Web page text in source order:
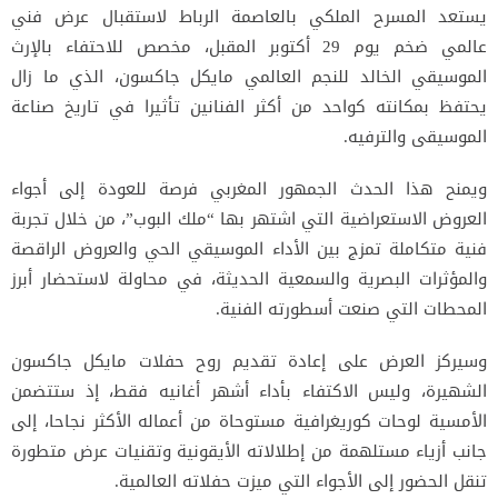
يستعد المسرح الملكي بالعاصمة الرباط لاستقبال عرض فني
عالمي ضخم يوم 29 أكتوبر المقبل، مخصص للاحتفاء بالإرث
الموسيقي الخالد للنجم العالمي مايكل جاكسون، الذي ما زال
يحتفظ بمكانته كواحد من أكثر الفنانين تأثيرا في تاريخ صناعة
الموسيقى والترفيه.
ويمنح هذا الحدث الجمهور المغربي فرصة للعودة إلى أجواء
العروض الاستعراضية التي اشتهر بها “ملك البوب”، من خلال تجربة
فنية متكاملة تمزج بين الأداء الموسيقي الحي والعروض الراقصة
والمؤثرات البصرية والسمعية الحديثة، في محاولة لاستحضار أبرز
المحطات التي صنعت أسطورته الفنية.
وسيركز العرض على إعادة تقديم روح حفلات مايكل جاكسون
الشهيرة، وليس الاكتفاء بأداء أشهر أغانيه فقط، إذ ستتضمن
الأمسية لوحات كوريغرافية مستوحاة من أعماله الأكثر نجاحا، إلى
جانب أزياء مستلهمة من إطلالاته الأيقونية وتقنيات عرض متطورة
تنقل الحضور إلى الأجواء التي ميزت حفلاته العالمية.